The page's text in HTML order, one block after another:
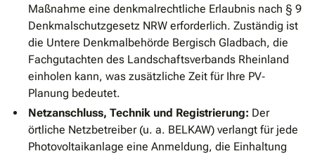
Maßnahme eine denkmalrechtliche Erlaubnis nach § 9
Denkmalschutzgesetz NRW erforderlich. Zuständig ist
die Untere Denkmalbehörde Bergisch Gladbach, die
Fachgutachten des Landschaftsverbands Rheinland
einholen kann, was zusätzliche Zeit für Ihre PV‐
Planung bedeutet.
Netzanschluss, Technik und Registrierung: Der
örtliche Netzbetreiber (u. a. BELKAW) verlangt für jede
Photovoltaikanlage eine Anmeldung, die Einhaltung